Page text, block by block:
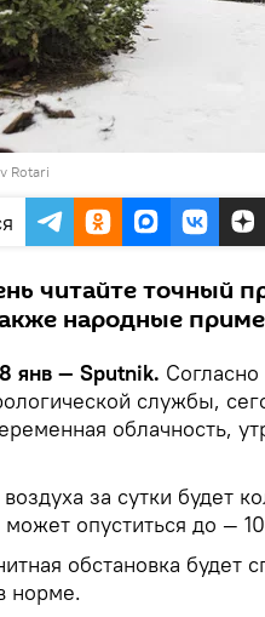
Rotari
читайте точный
народные
янв — Sputnik. Согласно
службы,
облачность,
за сутки будет
опуститься до —
обстановка будет
норме.